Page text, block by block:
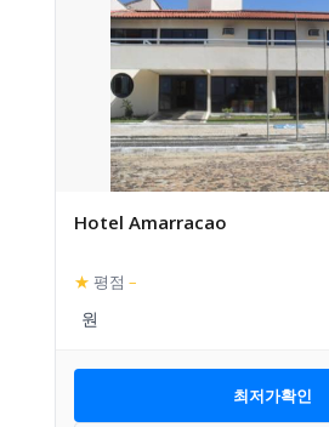
Hotel Amarracao
★ 평점 –
최저가확인